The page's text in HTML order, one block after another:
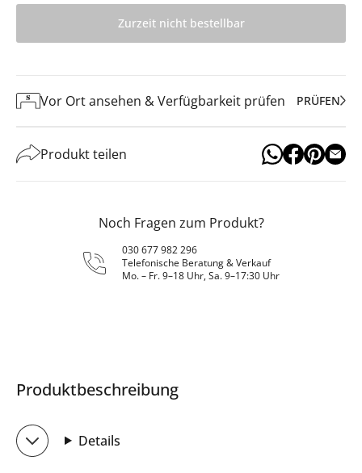
Zurzeit nicht bestellbar
Vor Ort ansehen & Verfügbarkeit prüfen PRÜFEN
Produkt teilen
Noch Fragen zum Produkt?
030 677 982 296
Telefonische Beratung & Verkauf
Mo. – Fr. 9–18 Uhr, Sa. 9–17:30 Uhr
Produktbeschreibung
Details